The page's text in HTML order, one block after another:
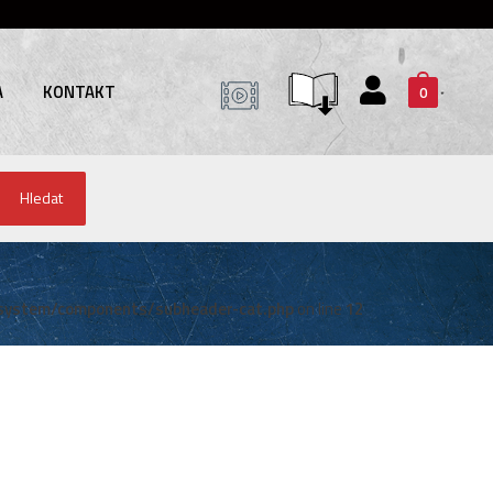
KONTAKT 0
Hledat
components/subheader-cat.phpon line12